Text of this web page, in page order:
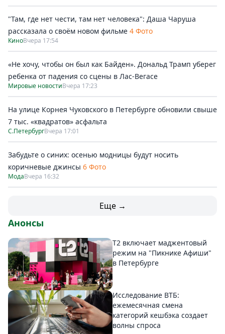
"Там, где нет чести, там нет человека": Даша Чаруша
рассказала о своём новом фильме 4 Фото
КиноВчера 17:54
«Не хочу, чтобы он был как Байден». Дональд Трамп уберег
ребенка от падения со сцены в Лас-Вегасе
Мировые новостиВчера 17:23
На улице Корнея Чуковского в Петербурге обновили свыше
7 тыс. «квадратов» асфальта
С.ПетербургВчера 17:01
Забудьте о синих: осенью модницы будут носить
коричневые джинсы 6 Фото
МодаВчера 16:32
Еще →
Анонсы
Т2 включает маджентовый
режим на "Пикнике Афиши"
в Петербурге
Исследование ВТБ:
ежемесячная смена
категорий кешбэка создает
волны спроса